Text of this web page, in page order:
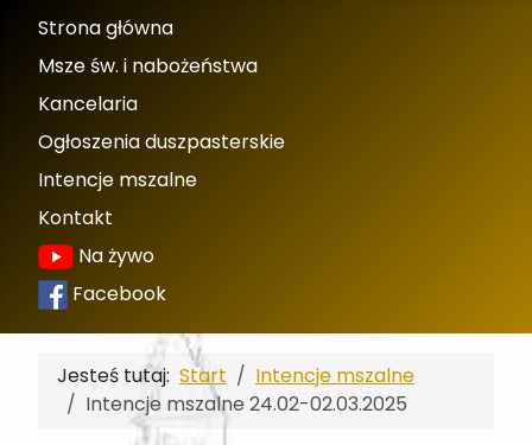
Strona główna
Msze św. i nabożeństwa
Kancelaria
Ogłoszenia duszpasterskie
Intencje mszalne
Kontakt
Na żywo
Facebook
Jesteś tutaj: Start
Intencje mszalne
Intencje mszalne 24.02-02.03.2025